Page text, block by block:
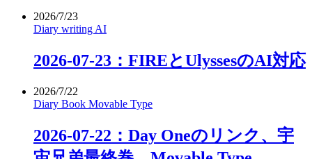
2026/7/23
Diary writing AI
2026-07-23：FIREとUlyssesのAI対応
2026/7/22
Diary Book Movable Type
2026-07-22：Day Oneのリンク、宇